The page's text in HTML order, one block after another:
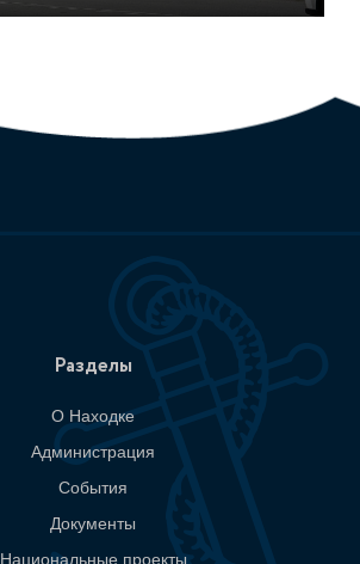
Разделы
О Находке
Администрация
События
Документы
Национальные проекты